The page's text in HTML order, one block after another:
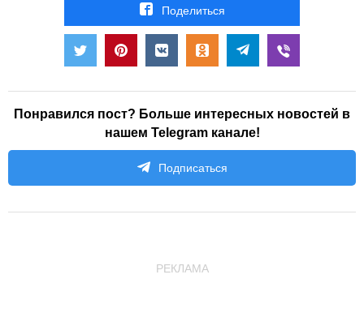
Поделиться
Понравился пост? Больше интересных новостей в
нашем Telegram канале!
Подписаться
РЕКЛАМА